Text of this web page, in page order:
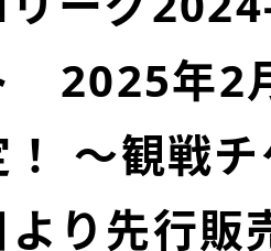
2025年2
！ ～観戦
より先行販